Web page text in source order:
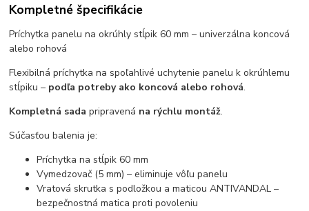
Kompletné špecifikácie
Príchytka panelu na okrúhly stĺpik 60 mm – univerzálna koncová
alebo rohová
Flexibilná príchytka na spoľahlivé uchytenie panelu k okrúhlemu
stĺpiku – podľa potreby ako koncová alebo rohová.
Kompletná sada pripravená na rýchlu montáž.
Súčasťou balenia je:
Príchytka na stĺpik 60 mm
Vymedzovač (5 mm) – eliminuje vôľu panelu
Vratová skrutka s podložkou a maticou ANTIVANDAL –
bezpečnostná matica proti povoleniu